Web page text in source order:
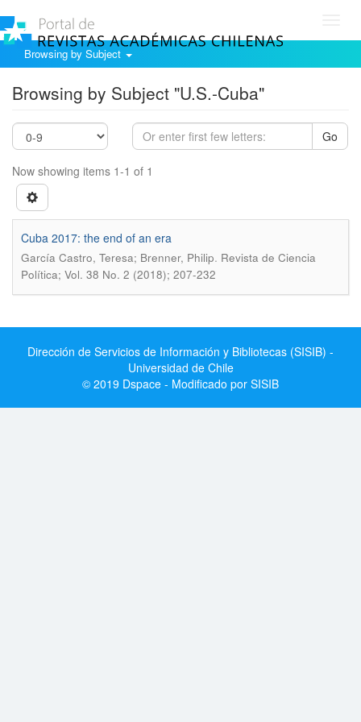
Browsing by Subject
Browsing by Subject "U.S.-Cuba"
Go
Now showing items 1-1 of 1
Cuba 2017: the end of an era
García Castro, Teresa; Brenner, Philip. Revista de Ciencia
Política; Vol. 38 No. 2 (2018); 207-232
Dirección de Servicios de Información y Bibliotecas (SISIB) -
Universidad de Chile
© 2019 Dspace - Modificado por SISIB